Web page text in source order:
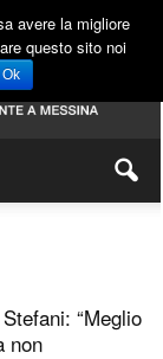
“Meglio
non
avere la migliore
questo sito noi
Ok